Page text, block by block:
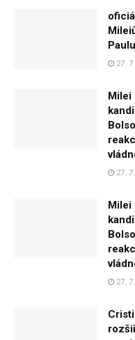
Paulu
27.
Milei
27.
Milei
27.